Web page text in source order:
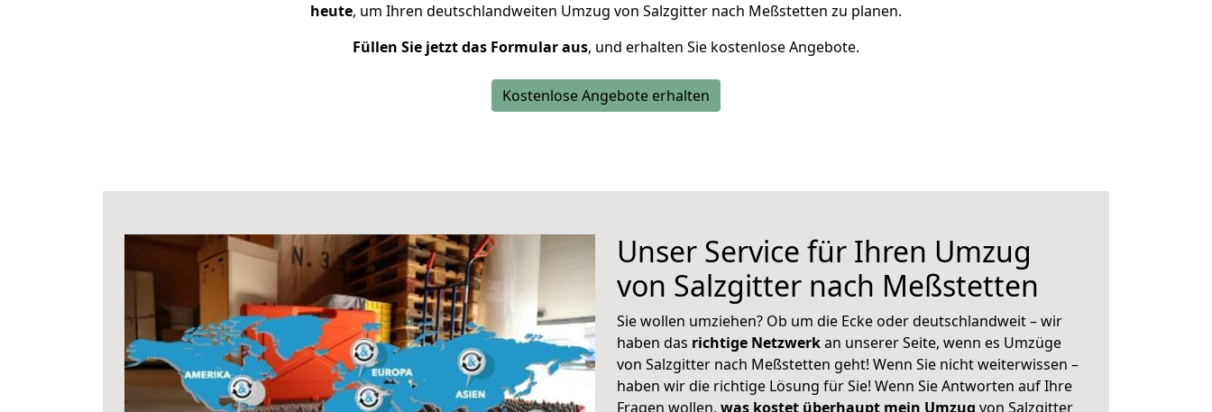
heute, um Ihren deutschlandweiten Umzug von Salzgitter nach Meßstetten zu planen.
Füllen Sie jetzt das Formular aus, und erhalten Sie kostenlose Angebote.
Kostenlose Angebote erhalten
Unser Service für Ihren Umzug
von Salzgitter nach Meßstetten
Sie wollen umziehen? Ob um die Ecke oder deutschlandweit – wir
haben das richtige Netzwerkan unserer Seite, wenn es Umzüge
von Salzgitter nach Meßstetten geht! Wenn Sie nicht weiterwissen –
haben wir die richtige Lösung für Sie! Wenn Sie Antworten auf Ihre
Fragen wollen, was kostet überhaupt mein Umzug von Salzgitter